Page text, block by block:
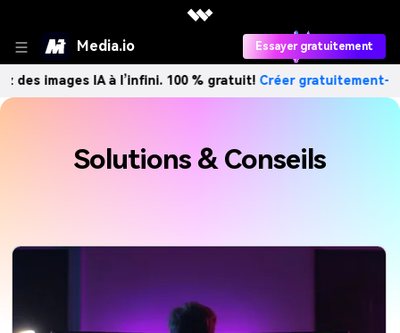
Media.io Essayer gratuitement
des images IA à l’infini. 100 % gratuit!Créer gratuitement→
Solutions & Conseils